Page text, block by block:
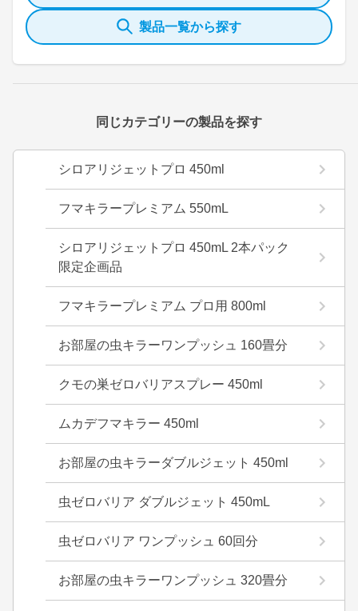
製品一覧から探す
同じカテゴリーの製品を探す
シロアリジェットプロ 450ml
フマキラープレミアム 550mL
シロアリジェットプロ 450mL 2本パック
限定企画品
フマキラープレミアム プロ用 800ml
お部屋の虫キラーワンプッシュ 160畳分
クモの巣ゼロバリアスプレー 450ml
ムカデフマキラー 450ml
お部屋の虫キラーダブルジェット 450ml
虫ゼロバリア ダブルジェット 450mL
虫ゼロバリア ワンプッシュ 60回分
お部屋の虫キラーワンプッシュ 320畳分